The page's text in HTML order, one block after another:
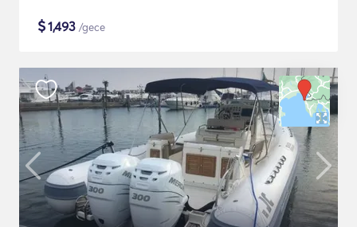
$1,493 /gece